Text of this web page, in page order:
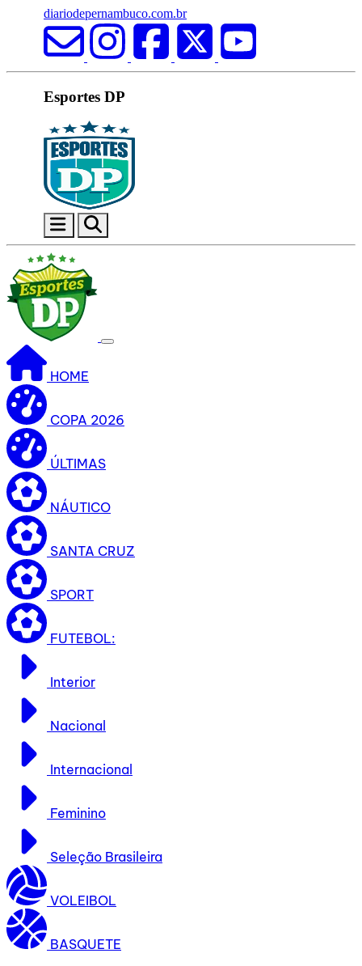
diariodepernambuco.com.br
Esportes DP
HOME
COPA 2026
ÚLTIMAS
NÁUTICO
SANTA CRUZ
SPORT
FUTEBOL:
Interior
Nacional
Internacional
Feminino
Seleção Brasileira
VOLEIBOL
BASQUETE